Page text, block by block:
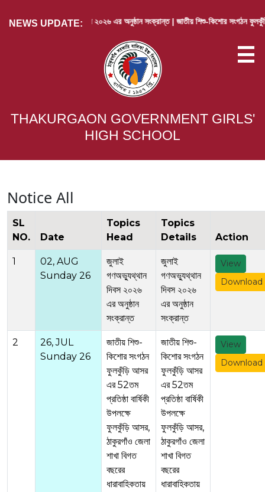
NEWS UPDATE:
গণঅভ্যুথ্থান দিবস ২০২৬ এর অনুষ্ঠান সংক্রান্ত |জাতীয় শিশু-কিশোর সংগঠন ফুলকুঁড়ি আসর
THAKURGAON GOVERNMENT GIRLS'
HIGH SCHOOL
ABOUT US
RESULT
ARCHIVE
CONTACT
LOGIN
Notice All
SL
NO.
Date
Topics
Head
Topics
Details
Action
1
02, AUG
Sunday 26
জুলাই
গণঅভ্যুথ্থান
দিবস ২০২৬
এর অনুষ্ঠান
সংক্রান্ত
জুলাই
গণঅভ্যুথ্থান
দিবস ২০২৬
এর অনুষ্ঠান
সংক্রান্ত
View
Download
2
26, JUL
Sunday 26
জাতীয় শিশু-
কিশোর সংগঠন
ফুলকুঁড়ি আসর
এর 52তম
প্রতিষ্ঠা বার্ষিকী
উপলক্ষে
ফুলকুঁড়ি আসর,
ঠাকুরগাঁও জেলা
শাখা বিগত
বছরের
ধারাবাহিকতায়
জাতীয় শিশু-
কিশোর সংগঠন
ফুলকুঁড়ি আসর
এর 52তম
প্রতিষ্ঠা বার্ষিকী
উপলক্ষে
ফুলকুঁড়ি আসর,
ঠাকুরগাঁও জেলা
শাখা বিগত
বছরের
ধারাবাহিকতায়
View
Download